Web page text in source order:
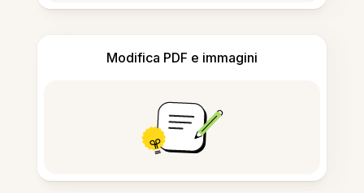
Modifica PDF e immagini